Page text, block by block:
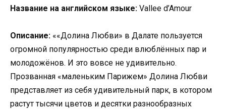
Название на английском языке: Vallee d’Amour
Описание: ««Долина Любви» в Далате пользуется
огромной популярностью среди влюблённых пар и
молодожёнов. И это вовсе не удивительно.
Прозванная «маленьким Парижем» Долина Любви
представляет из себя удивительный парк, в котором
растут тысячи цветов и десятки разнообразных